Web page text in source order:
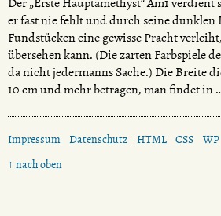
er fast nie fehlt und durch seine dunklen
Fundstücken eine gewisse Pracht
übersehen kann. (Die zarten Farbspiele
da nicht jedermanns Sache.) Die Breite
10 cm und mehr betragen, man findet in
Impressum Datenschutz HTML CSS WP
↑ nach oben